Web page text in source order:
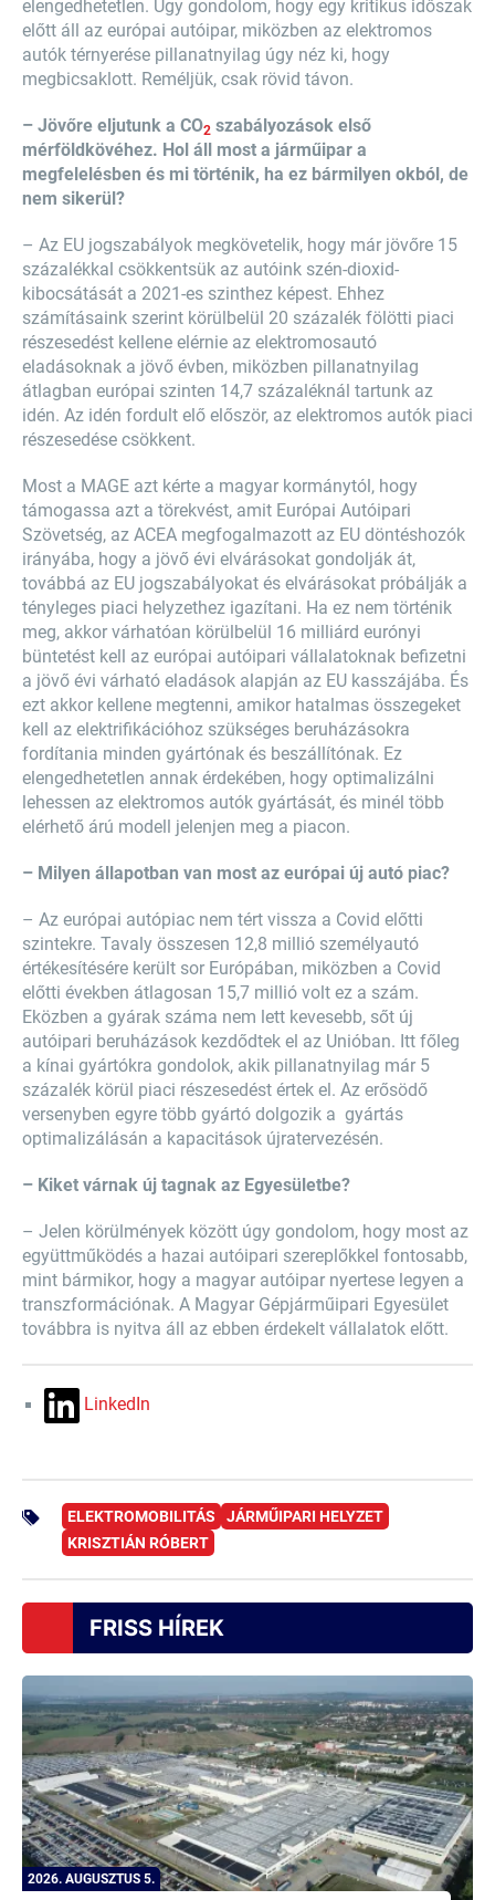
elengedhetetlen. Úgy gondolom, hogy egy kritikus időszak
előtt áll az európai autóipar, miközben az elektromos
autók térnyerése pillanatnyilag úgy néz ki, hogy
megbicsaklott. Reméljük, csak rövid távon.
– Jövőre eljutunk a CO2 szabályozások első
mérföldkövéhez. Hol áll most a járműipar a
megfelelésben és mi történik, ha ez bármilyen okból, de
nem sikerül?
– Az EU jogszabályok megkövetelik, hogy már jövőre 15
százalékkal csökkentsük az autóink szén-dioxid-
kibocsátását a 2021-es szinthez képest. Ehhez
számításaink szerint körülbelül 20 százalék fölötti piaci
részesedést kellene elérnie az elektromosautó
eladásoknak a jövő évben, miközben pillanatnyilag
átlagban európai szinten 14,7 százaléknál tartunk az
idén. Az idén fordult elő először, az elektromos autók piaci
részesedése csökkent.
Most a MAGE azt kérte a magyar kormánytól, hogy
támogassa azt a törekvést, amit Európai Autóipari
Szövetség, az ACEA megfogalmazott az EU döntéshozók
irányába, hogy a jövő évi elvárásokat gondolják át,
továbbá az EU jogszabályokat és elvárásokat próbálják a
tényleges piaci helyzethez igazítani. Ha ez nem történik
meg, akkor várhatóan körülbelül 16 milliárd eurónyi
büntetést kell az európai autóipari vállalatoknak befizetni
a jövő évi várható eladások alapján az EU kasszájába. És
ezt akkor kellene megtenni, amikor hatalmas összegeket
kell az elektrifikációhoz szükséges beruházásokra
fordítania minden gyártónak és beszállítónak. Ez
elengedhetetlen annak érdekében, hogy optimalizálni
lehessen az elektromos autók gyártását, és minél több
elérhető árú modell jelenjen meg a piacon.
– Milyen állapotban van most az európai új autó piac?
– Az európai autópiac nem tért vissza a Covid előtti
szintekre. Tavaly összesen 12,8 millió személyautó
értékesítésére került sor Európában, miközben a Covid
előtti években átlagosan 15,7 millió volt ez a szám.
Eközben a gyárak száma nem lett kevesebb, sőt új
autóipari beruházások kezdődtek el az Unióban. Itt főleg
a kínai gyártókra gondolok, akik pillanatnyilag már 5
százalék körül piaci részesedést értek el. Az erősödő
versenyben egyre több gyártó dolgozik a gyártás
optimalizálásán a kapacitások újratervezésén.
– Kiket várnak új tagnak az Egyesületbe?
– Jelen körülmények között úgy gondolom, hogy most az
együttműködés a hazai autóipari szereplőkkel fontosabb,
mint bármikor, hogy a magyar autóipar nyertese legyen a
transzformációnak. A Magyar Gépjárműipari Egyesület
továbbra is nyitva áll az ebben érdekelt vállalatok előtt.
LinkedIn
ELEKTROMOBILITÁS
JÁRMŰIPARI HELYZET
KRISZTIÁN RÓBERT
FRISS HÍREK
2026. AUGUSZTUS 5.